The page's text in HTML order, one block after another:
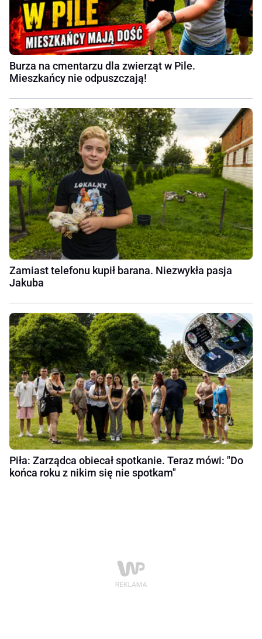
Burza na cmentarzu dla zwierząt w Pile.
Mieszkańcy nie odpuszczają!
Zamiast telefonu kupił barana. Niezwykła pasja
Jakuba
Piła: Zarządca obiecał spotkanie. Teraz mówi: "Do
końca roku z nikim się nie spotkam"